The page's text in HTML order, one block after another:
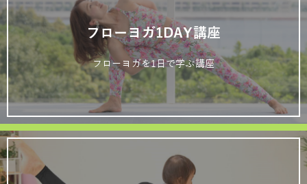
フローヨガ1DAY講座
フローヨガを1日で学ぶ講座